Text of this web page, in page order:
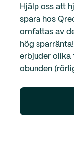
Hjälp oss att
spara hos
omfattas av
hög
erbjuder olika
obunden